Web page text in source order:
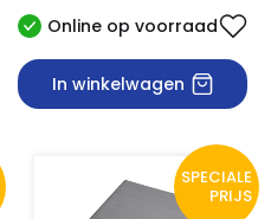
Online op voorraad
In winkelwagen
SPECIALE
PRIJS